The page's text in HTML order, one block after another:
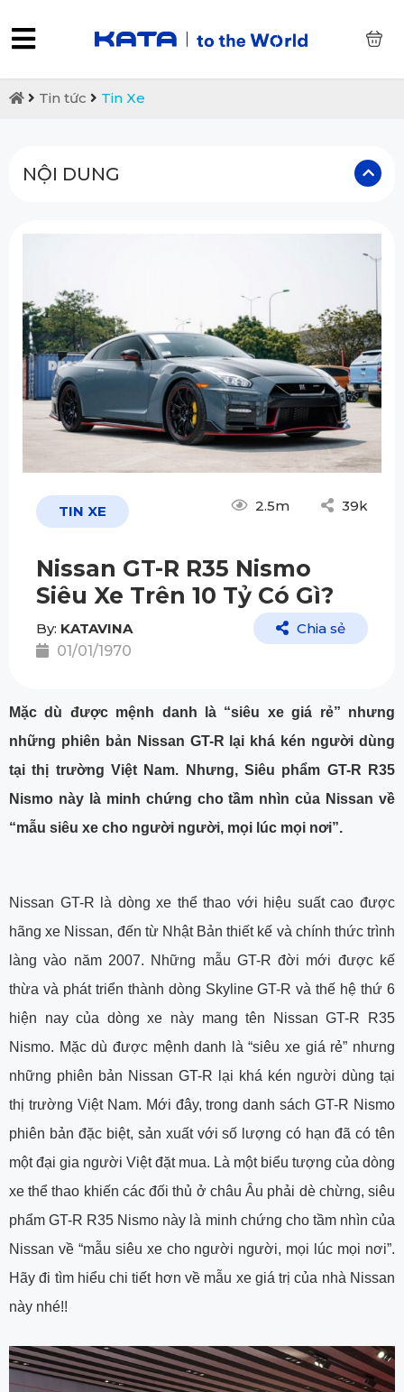
Tin tức Tin Xe
NỘI DUNG
TIN XE 2.5m 39k
Nissan GT-R R35 Nismo
Siêu Xe Trên 10 Tỷ Có Gì?
By: KATAVINA
01/01/1970
Chia sẻ
Mặc dù được mệnh danh là “siêu xe giá rẻ” nhưng
những phiên bản Nissan GT-R lại khá kén người dùng
tại thị trường Việt Nam. Nhưng, Siêu phẩm GT-R R35
Nismo này là minh chứng cho tầm nhìn của Nissan về
“mẫu siêu xe cho người người, mọi lúc mọi nơi”.
Nissan GT-R là dòng xe thể thao với hiệu suất cao được
hãng xe Nissan, đến từ Nhật Bản thiết kế và chính thức trình
làng vào năm 2007. Những mẫu GT-R đời mới được kế
thừa và phát triển thành dòng Skyline GT-R và thế hệ thứ 6
hiện nay của dòng xe này mang tên Nissan GT-R R35
Nismo. Mặc dù được mệnh danh là “siêu xe giá rẻ” nhưng
những phiên bản Nissan GT-R lại khá kén người dùng tại
thị trường Việt Nam. Mới đây, trong danh sách GT-R Nismo
phiên bản đặc biệt, sản xuất với số lượng có hạn đã có tên
một đại gia người Việt đặt mua. Là một biểu tượng của dòng
xe thể thao khiến các đối thủ ở châu Âu phải dè chừng, siêu
phẩm GT-R R35 Nismo này là minh chứng cho tầm nhìn của
Nissan về “mẫu siêu xe cho người người, mọi lúc mọi nơi”.
Hãy đi tìm hiểu chi tiết hơn về mẫu xe giá trị của nhà Nissan
này nhé!!